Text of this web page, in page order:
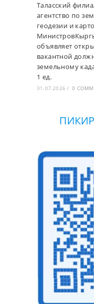
Таласский
агентство по
геодезии и
объявляет
вакантной
земельному
1 ед.
31.07.2026 / 0